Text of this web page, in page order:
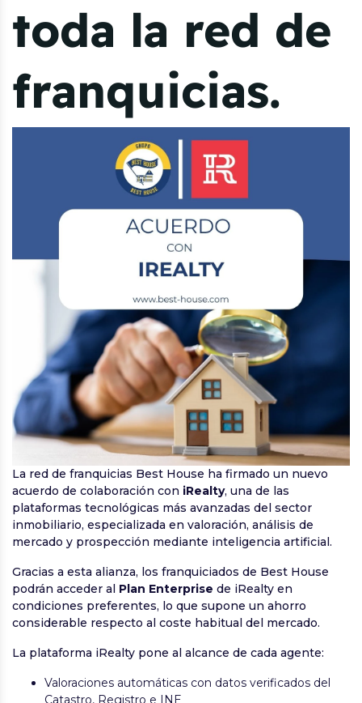
toda la red de
franquicias.
La red de franquicias Best House ha firmado un nuevo
acuerdo de colaboración con iRealty, una de las
plataformas tecnológicas más avanzadas del sector
inmobiliario, especializada en valoración, análisis de
mercado y prospección mediante inteligencia artificial.
Gracias a esta alianza, los franquiciados de Best House
podrán acceder al Plan Enterprise de iRealty en
condiciones preferentes, lo que supone un ahorro
considerable respecto al coste habitual del mercado.
La plataforma iRealty pone al alcance de cada agente:
Valoraciones automáticas con datos verificados del
Catastro, Registro e INE